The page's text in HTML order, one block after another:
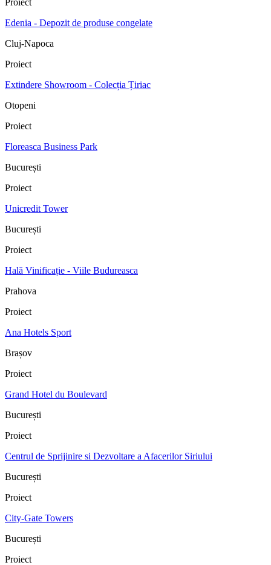
Edenia - Depozit de produse congelate
Cluj-Napoca
Proiect
Extindere Showroom - Colecția Țiriac
Otopeni
Proiect
Floreasca Business Park
București
Proiect
Unicredit Tower
București
Proiect
Hală Vinificație - Viile Budureasca
Prahova
Proiect
Ana Hotels Sport
Brașov
Proiect
Grand Hotel du Boulevard
București
Proiect
Centrul de Sprijinire si Dezvoltare a Afacerilor Siriului
București
Proiect
City-Gate Towers
București
Proiect